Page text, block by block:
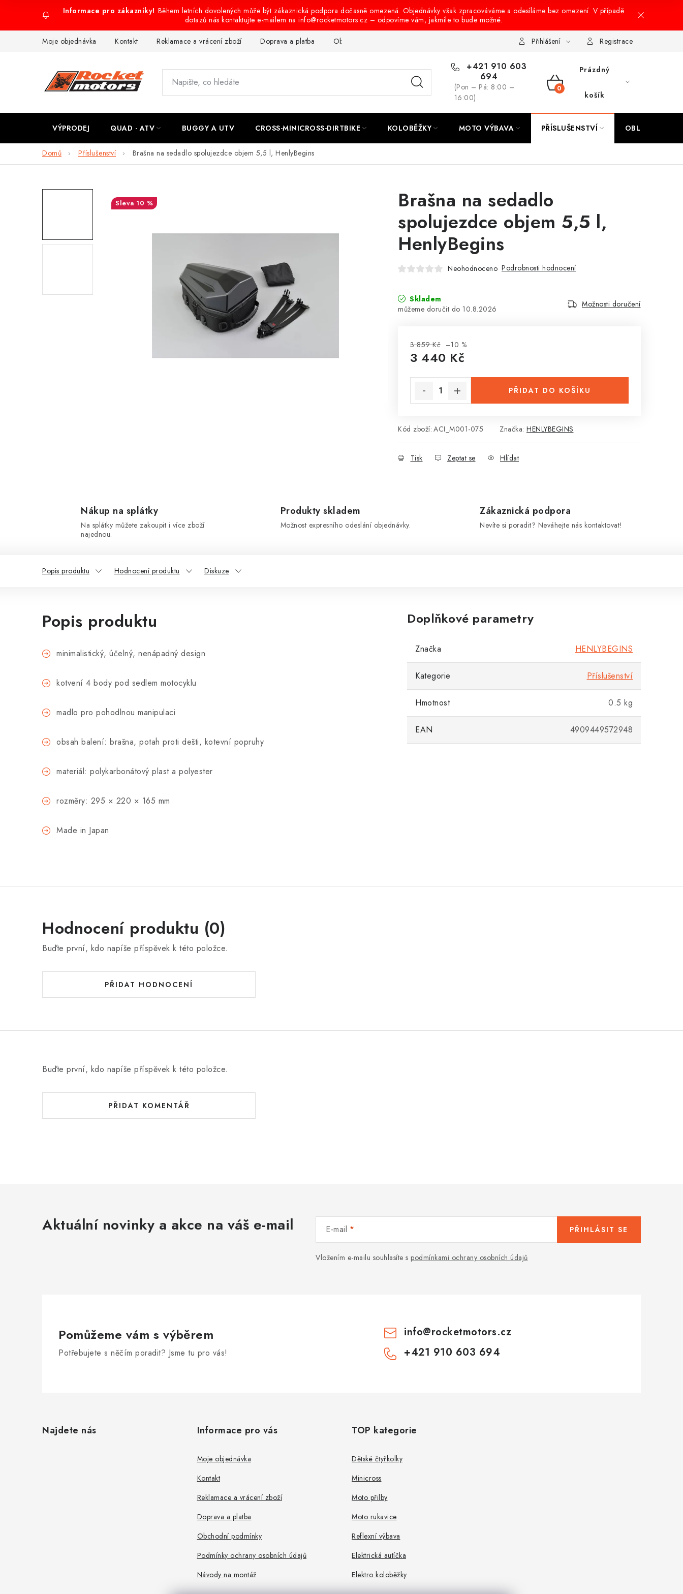
obsah
Během letních dovolených může být zákaznická podpora dočasně omezená. Objednávky však zpracováváme a odesíláme bez omezení. V případě
dotazů nás kontaktujte e-mailem na info@rocketmotors.cz – odpovíme vám, jakmile to bude možné.
Moje objednávka Kontakt Reklamace a vrácení zboží Doprava a platba Obchodní podmínky Podmínky ochrany osobních údajů Návody na montáž
Přihlášení Registrace
+421 910 603
694
(Pon – Pá: 8:00 –
16:00)
NÁKUPNÍ
Prázdný
košík
VÝPRODEJ QUAD - ATV BUGGY A UTV CROSS-MINICROSS-DIRTBIKE KOLOBĚŽKY MOTO VÝBAVA PŘÍSLUŠENSTVÍ OBLEČENÍ
Domů Příslušenství Brašna na sedadlo spolujezdce objem 5,5 l, HenlyBegins
Brašna na sedadlo
spolujezdce objem 5,5 l,
HenlyBegins
Neohodnoceno Podrobnosti hodnocení
Skladem
10.8.2026
Možnosti doručení
3 859 Kč –10 %
3 440 Kč
PŘIDAT DO KOŠÍKU
Kód zboží: ACI_M001-075 Značka: HENLYBEGINS
Tisk Zeptat se Hlídat
10 %
Nákup na splátky
Na splátky můžete zakoupit i více zboží
najednou.
Produkty skladem
Možnost expresního odeslání objednávky.
Zákaznická podpora
Nevíte si poradit? Neváhejte nás kontaktovat!
Popis produktu Hodnocení produktu Diskuze
Popis produktu
minimalistický, účelný, nenápadný design
kotvení 4 body pod sedlem motocyklu
madlo pro pohodlnou manipulaci
obsah balení: brašna, potah proti dešti, kotevní popruhy
materiál: polykarbonátový plast a polyester
rozměry: 295 × 220 × 165 mm
Made in Japan
Doplňkové parametry
Značka HENLYBEGINS
Kategorie Příslušenství
Hmotnost 0.5 kg
EAN 4909449572948
Hodnocení produktu (0)
Buďte první, kdo napíše příspěvek k této položce.
PŘIDAT HODNOCENÍ
Buďte první, kdo napíše příspěvek k této položce.
PŘIDAT KOMENTÁŘ
Aktuální novinky a akce na váš e-mail E-mail
Vložením e-mailu souhlasíte s podmínkami ochrany osobních údajů
PŘIHLÁSIT SE
Pomůžeme vám s výběrem
Potřebujete s něčím poradit? Jsme tu pro vás!
info@rocketmotors.cz
+421 910 603 694
Najdete nás Informace pro vás
Moje objednávka
Kontakt
Reklamace a vrácení zboží
Doprava a platba
Obchodní podmínky
Podmínky ochrany osobních údajů
Návody na montáž
TOP kategorie
Dětské čtyřkolky
Minicross
Moto přilby
Moto rukavice
Reflexní výbava
Elektrická autíčka
Elektro koloběžky